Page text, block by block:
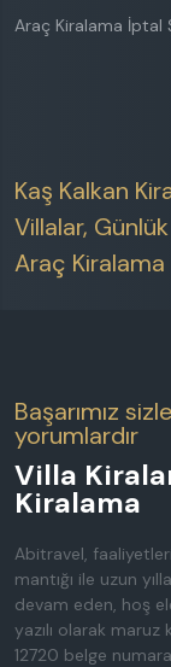
Araç Kiralama İptal
Kaş Kalkan
Villalar,
Araç Kiralama
Başarımız
yorumlardır
Villa
Kiralama
Abitravel,
mantığı ile uzun
devam eden, hoş
yazılı olarak maruz
12720 belge